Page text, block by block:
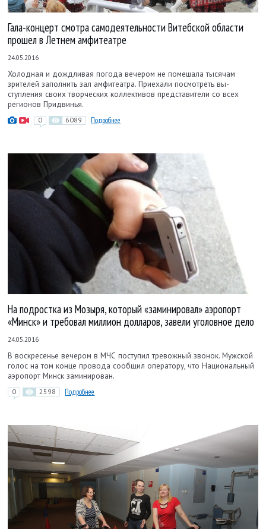
Гала-концерт смотра самодеятельности Витебской области
прошел в Летнем амфитеатре
24.05.2016
Холодная и дождливая погода вечером не помешала тысячам
зрителей заполнить зал амфитеатра. Приехали посмотреть вы­
ступления своих творческих коллективов представители со всех
регионов Придвинья.
0 6089 Подробнее
На подростка из Мозыря, который «заминировал» аэропорт
«Минск» и требовал миллион долларов, завели уголовное дело
24.05.2016
В воскресенье вечером в МЧС поступил тревожный звонок. Мужской
голос на том конце провода сообщил оператору, что Национальный
аэропорт Минск заминирован.
0 2598 Подробнее